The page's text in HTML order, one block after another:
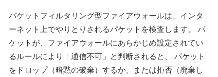
パケットフィルタリング型ファイアウォールは、インタ
ーネット上でやりとりされるパケットを検査します。 パ
ケットが、ファイアウォールにあらかじめ設定されてい
るルールにより「通信不可」と判断されると、 パケット
をドロップ（暗黙の破棄）するか、または拒否（廃棄し